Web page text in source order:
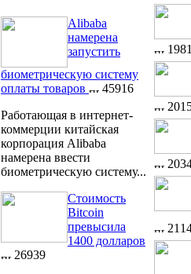
Alibaba
намерена
запустить
биометрическую систему
оплаты товаров
45916
Работающая в интернет-
коммерции китайская
корпорация Alibaba
намерена ввести
биометрическую систему...
Стоимость
Bitcoin
превысила
1400 долларов
26939